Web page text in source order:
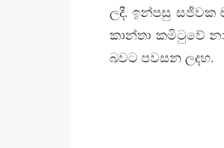
ලදී. ඉන්පසු සජිවක
කාන්තා කමිටුවේ
බවට පවසන ලදහ.